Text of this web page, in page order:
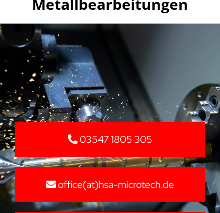
Metallbearbeitungen
03547 1805 305
office(at)hsa-microtech.de